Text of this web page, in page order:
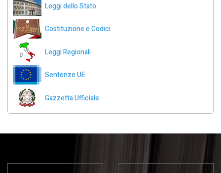
Leggi dello Stato
Costituzione e Codici
Leggi Regionali
Sentenze UE
Gazzetta Ufficiale